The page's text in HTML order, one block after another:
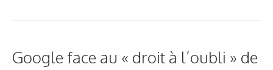
Google face au « droit à l’oubli » de